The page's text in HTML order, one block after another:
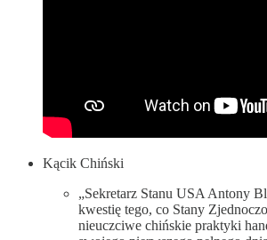
Kącik Chiński
„Sekretarz Stanu USA Antony
kwestię tego, co Stany
nieuczciwe chińskie praktyki